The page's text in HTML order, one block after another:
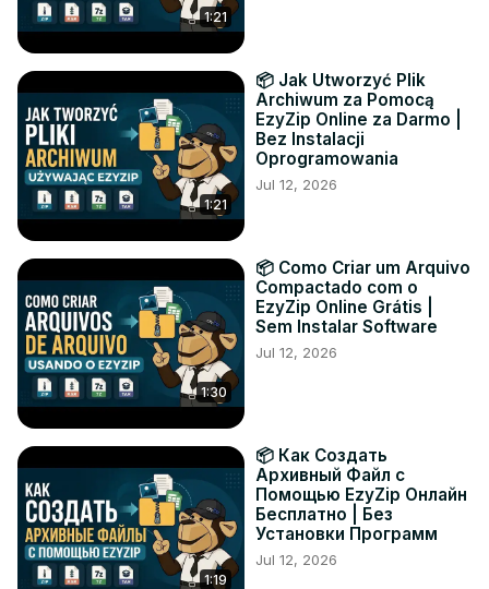
1:21
1:21
📦 Jak Utworzyć Plik
Archiwum za Pomocą
EzyZip Online za Darmo |
Bez Instalacji
Oprogramowania
Jul 12, 2026
1:30
📦 Como Criar um Arquivo
Compactado com o
EzyZip Online Grátis |
Sem Instalar Software
Jul 12, 2026
1:19
📦 Как Создать
Архивный Файл с
Помощью EzyZip Онлайн
Бесплатно | Без
Установки Программ
Jul 12, 2026